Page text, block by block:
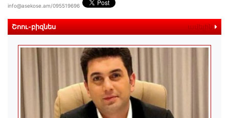
info@asekose.am/095519696
Շոու-բիզնես ավելին